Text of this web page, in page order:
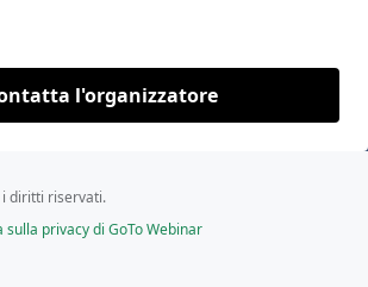
l'organizzatore
i diritti riservati.
sulla privacy di GoTo Webinar